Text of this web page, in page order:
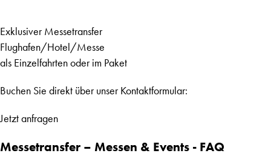
Exklusiver Messetransfer
Flughafen/Hotel/Messe
als Einzelfahrten oder im Paket
Buchen Sie direkt über unser Kontaktformular:
Jetzt anfragen
Messetransfer – Messen & Events - FAQ